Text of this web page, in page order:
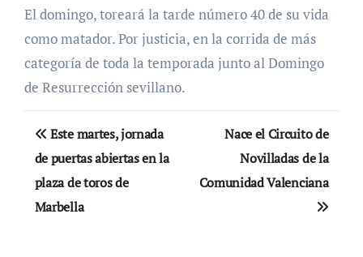
El domingo, toreará la tarde número 40 de su vida
como matador. Por justicia, en la corrida de más
categoría de toda la temporada junto al Domingo
de Resurrección sevillano.
Navegación
de
entradas
Este martes, jornada
de puertas abiertas en la
plaza de toros de
Marbella
Nace el Circuito de
Novilladas de la
Comunidad Valenciana